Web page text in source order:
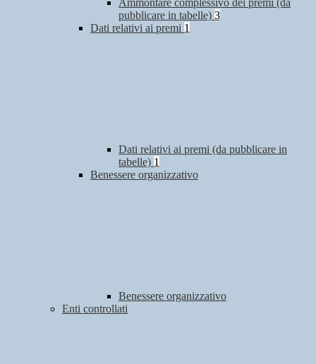
Ammontare complessivo dei premi (da
pubblicare in tabelle) 3
Dati relativi ai premi 1
Dati relativi ai premi (da pubblicare in
tabelle) 1
Benessere organizzativo
Benessere organizzativo
Enti controllati